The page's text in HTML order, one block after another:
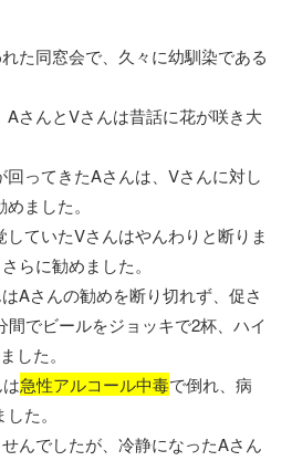
た同窓会で、久々に幼馴染である
さんとVさんは昔話に花が咲き大
回ってきたAさんは、Vさんに対し
ました。
ていたVさんはやんわりと断りま
らに勧めました。
Aさんの勧めを断り切れず、促さ
間でビールをジョッキで2杯、ハイ
した。
急性アルコール中毒で倒れ、病
た。
んでしたが、冷静になったAさん